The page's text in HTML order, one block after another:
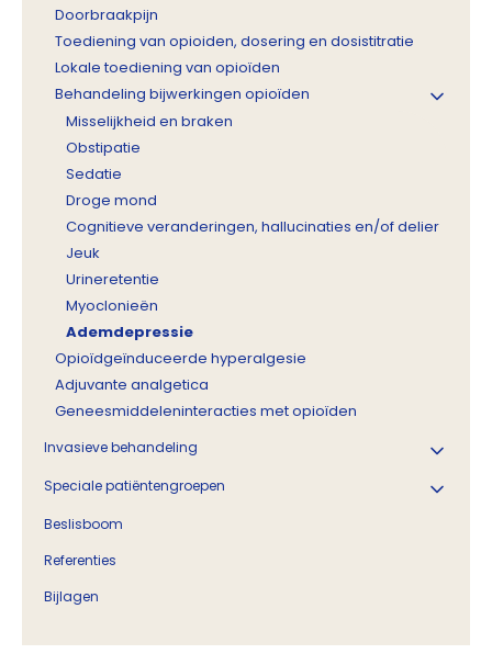
Doorbraakpijn
Toediening van opioiden, dosering en dosistitratie
Lokale toediening van opioïden
Behandeling bijwerkingen opioïden
Misselijkheid en braken
Obstipatie
Sedatie
Droge mond
Cognitieve veranderingen, hallucinaties en/of delier
Jeuk
Urineretentie
Myoclonieën
Ademdepressie
Opioïdgeïnduceerde hyperalgesie
Adjuvante analgetica
Geneesmiddeleninteracties met opioïden
Invasieve behandeling
Speciale patiëntengroepen
Beslisboom
Referenties
Bijlagen